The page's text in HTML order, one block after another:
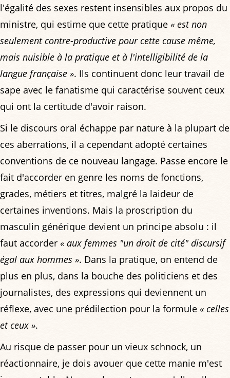
l'égalité des sexes restent insensibles aux propos du
ministre, qui estime que cette pratique « est non
seulement contre-productive pour cette cause même,
mais nuisible à la pratique et à l'intelligibilité de la
langue française ». Ils continuent donc leur travail de
sape avec le fanatisme qui caractérise souvent ceux
qui ont la certitude d'avoir raison.
Si le discours oral échappe par nature à la plupart de
ces aberrations, il a cependant adopté certaines
conventions de ce nouveau langage. Passe encore le
fait d'accorder en genre les noms de fonctions,
grades, métiers et titres, malgré la laideur de
certaines inventions. Mais la proscription du
masculin générique devient un principe absolu : il
faut accorder « aux femmes "un droit de cité" discursif
égal aux hommes ». Dans la pratique, on entend de
plus en plus, dans la bouche des politiciens et des
journalistes, des expressions qui deviennent un
réflexe, avec une prédilection pour la formule « celles
et ceux ».
Au risque de passer pour un vieux schnock, un
réactionnaire, je dois avouer que cette manie m'est